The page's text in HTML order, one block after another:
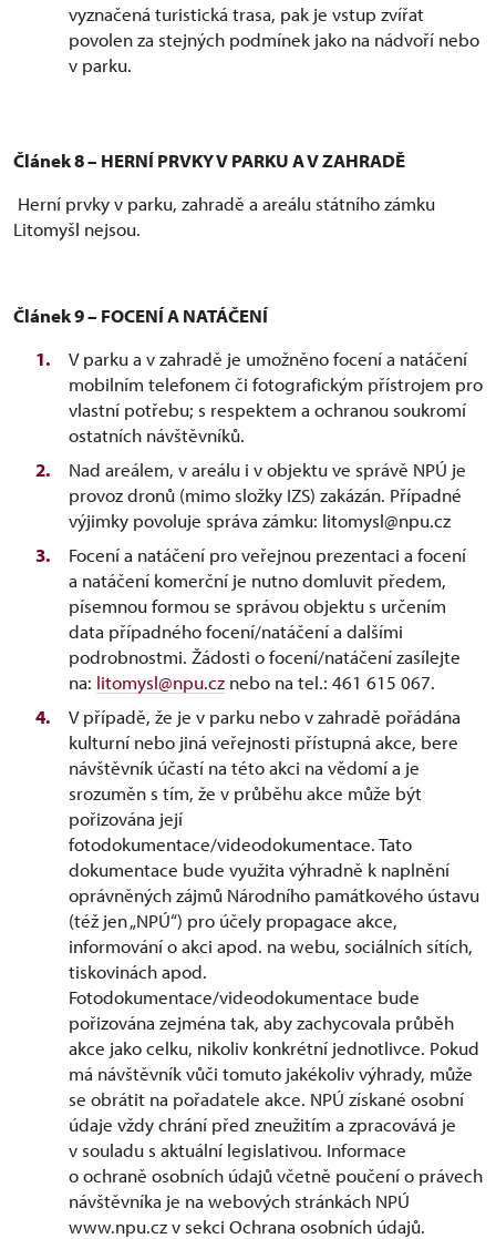
vyznačená turistická trasa, pak je vstup zvířat
povolen za stejných podmínek jako na nádvoří nebo
v parku.
Článek 8 – HERNÍ PRVKY V PARKU A V ZAHRADĚ
Herní prvky v parku, zahradě a areálu státního zámku
Litomyšl nejsou.
Článek 9 – FOCENÍ A NATÁČENÍ
V parku a v zahradě je umožněno focení a natáčení
mobilním telefonem či fotografickým přístrojem pro
vlastní potřebu; s respektem a ochranou soukromí
ostatních návštěvníků.
Nad areálem, v areálu i v objektu ve správě NPÚ je
provoz dronů (mimo složky IZS) zakázán. Případné
výjimky povoluje správa zámku: litomysl@npu.cz
Focení a natáčení pro veřejnou prezentaci a focení
a natáčení komerční je nutno domluvit předem,
písemnou formou se správou objektu s určením
data případného focení/natáčení a dalšími
podrobnostmi. Žádosti o focení/natáčení zasílejte
na: litomysl@npu.cz nebo na tel.: 461 615 067.
V případě, že je v parku nebo v zahradě pořádána
kulturní nebo jiná veřejnosti přístupná akce, bere
návštěvník účastí na této akci na vědomí a je
srozuměn s tím, že v průběhu akce může být
pořizována její
fotodokumentace/videodokumentace. Tato
dokumentace bude využita výhradně k naplnění
oprávněných zájmů Národního památkového ústavu
(též jen „NPÚ“) pro účely propagace akce,
informování o akci apod. na webu, sociálních sítích,
tiskovinách apod.
Fotodokumentace/videodokumentace bude
pořizována zejména tak, aby zachycovala průběh
akce jako celku, nikoliv konkrétní jednotlivce. Pokud
má návštěvník vůči tomuto jakékoliv výhrady, může
se obrátit na pořadatele akce. NPÚ získané osobní
údaje vždy chrání před zneužitím a zpracovává je
v souladu s aktuální legislativou. Informace
o ochraně osobních údajů včetně poučení o právech
návštěvníka je na webových stránkách NPÚ
www.npu.cz v sekci Ochrana osobních údajů.